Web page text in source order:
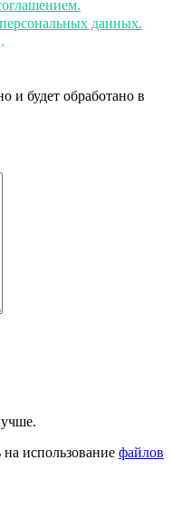
данных.
и будет обработано в
на использование файлов